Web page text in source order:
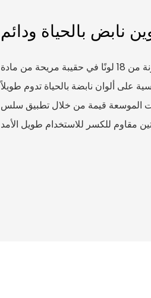
نابض بالحياة ودائم
تأتي مجموعة أقلام التلوين الطويلة هذه المكونة من 18 لونًا في حقيبة مريحة من مادة PVC
على ألوان نابضة بالحياة تدوم طويلاً
الموسعة قيمة من خلال تطبيق سلس